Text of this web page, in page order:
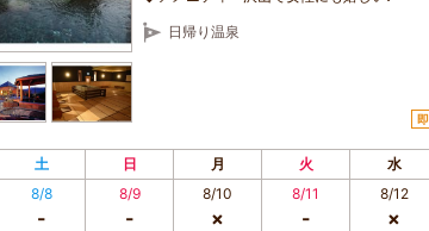
日帰り温泉
土 日 月 火 水
8/8
-
8/9
-
8/10
×
8/11
-
8/12
×